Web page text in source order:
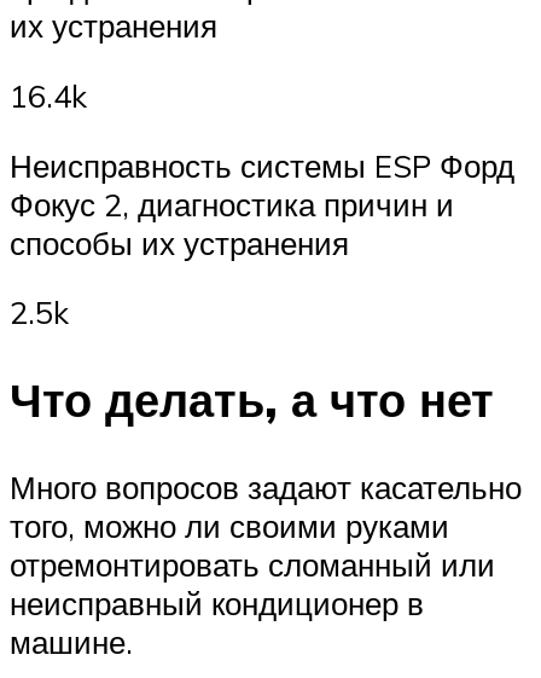
их устранения
16.4k
Неисправность системы ESP Форд
Фокус 2, диагностика причин и
способы их устранения
2.5k
Что делать, а что нет
Много вопросов задают касательно
того, можно ли своими руками
отремонтировать сломанный или
неисправный кондиционер в
машине.